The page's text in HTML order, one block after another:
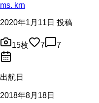
ms. krn
2020年1月11日 投稿
15枚 7 7
出航日
2018年8月18日